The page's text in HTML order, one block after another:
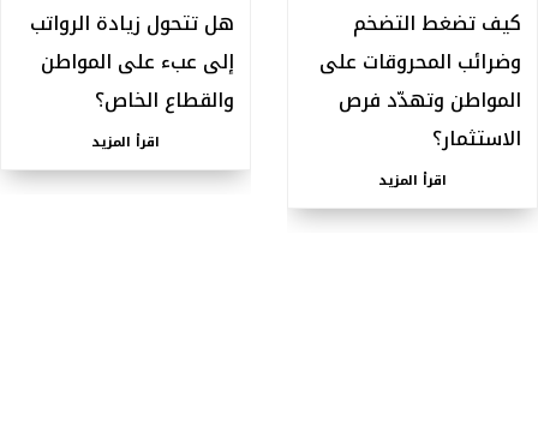
كيف تضغط التضخم
وضرائب المحروقات على
المواطن وتهدّد فرص
الاستثمار؟
اقرأ المزيد
هل تتحول زيادة الرواتب
إلى عبء على المواطن
والقطاع الخاص؟
اقرأ المزيد